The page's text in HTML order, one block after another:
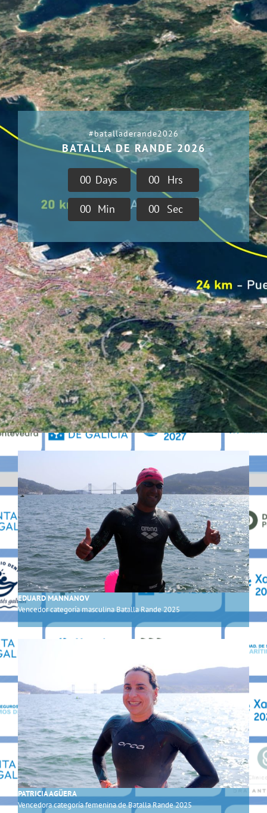
#batalladerande2026
BATALLA DE RANDE 2026
00 Days 00 Hrs
00 Min 00 Sec
EDUARD MANNANOV
Vencedor categoría masculina Batalla Rande 2025
PATRICIA AGÜERA
Vencedora categoría femenina de Batalla Rande 2025